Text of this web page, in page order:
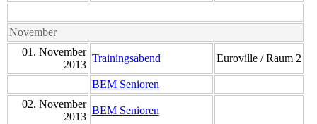
November
01. November
2013
Trainingsabend Euroville / Raum 2
BEM Senioren
02. November
2013
BEM Senioren